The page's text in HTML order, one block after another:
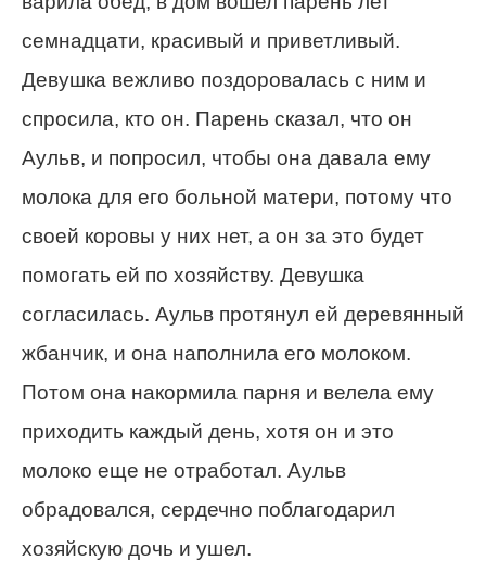
семнадцати, красивый и приветливый.
Девушка вежливо поздоровалась с ним и
спросила, кто он. Парень сказал, что он
Аульв, и попросил, чтобы она давала ему
молока для его больной матери, потому что
своей коровы у них нет, а он за это будет
помогать ей по хозяйству. Девушка
согласилась. Аульв протянул ей деревянный
жбанчик, и она наполнила его молоком.
Потом она накормила парня и велела ему
приходить каждый день, хотя он и это
молоко еще не отработал. Аульв
обрадовался, сердечно поблагодарил
хозяйскую дочь и ушел.